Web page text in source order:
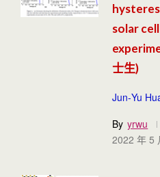
solar
士生)
Jun‑Yu
By yrwu
2022 年 5